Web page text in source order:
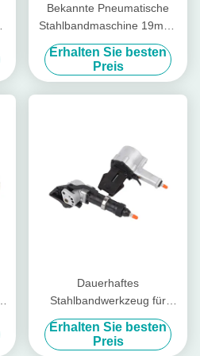
Bekannte Pneumatische
Stahlbandmaschine 19mm-
32mm
Erhalten Sie besten
Preis
Dauerhaftes
Stahlbandwerkzeug für
industrielle Verpackungen
Erhalten Sie besten
Preis